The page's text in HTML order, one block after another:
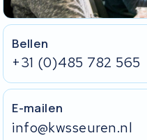
Bellen
+31 (0)485 782 565
E-mailen
info@kwsseuren.nl